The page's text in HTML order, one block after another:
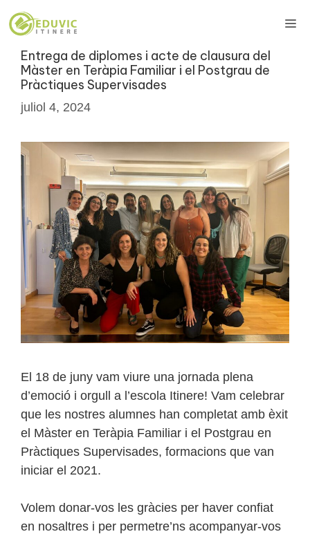
Entrega de diplomes i acte de clausura del
Màster en Teràpia Familiar i el Postgrau de
Pràctiques Supervisades
juliol 4, 2024
El 18 de juny vam viure una jornada plena
d’emoció i orgull a l’escola Itinere! Vam celebrar
que les nostres alumnes han completat amb èxit
el Màster en Teràpia Familiar i el Postgrau en
Pràctiques Supervisades, formacions que van
iniciar el 2021.
Volem donar-vos les gràcies per haver confiat
en nosaltres i per permetre’ns acompanyar-vos